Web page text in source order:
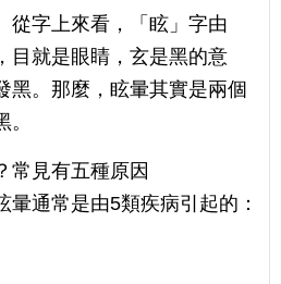
從字上來看，「眩」字由
目就是眼睛，玄是黑的意
黑。那麼，眩暈其實是兩個
常見有五種原因
暈通常是由5類疾病引起的：